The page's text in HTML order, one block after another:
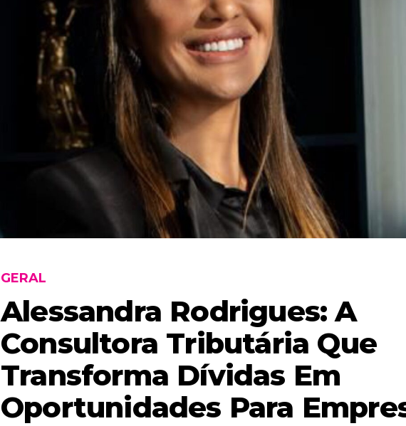
GERAL
Alessandra Rodrigues: A
Consultora Tributária Que
Transforma Dívidas Em
Oportunidades Para